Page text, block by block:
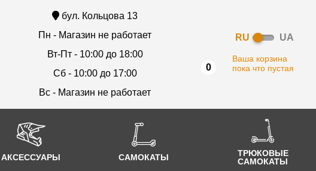
бул. Кольцова 13
Пн - Магазин не работает
Вт-Пт - 10:00 до 18:00
Сб - 10:00 до 17:00
Вс - Магазин не работает
RU UA
0
Ваша корзина
пока что пустая
АКСЕССУАРЫ САМОКАТЫ
ТРЮКОВЫЕ
САМОКАТЫ